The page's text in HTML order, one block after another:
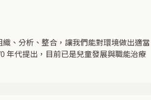
、分析、整合，讓我們能對環境做出適當
年代提出，目前已是兒童發展與職能治療